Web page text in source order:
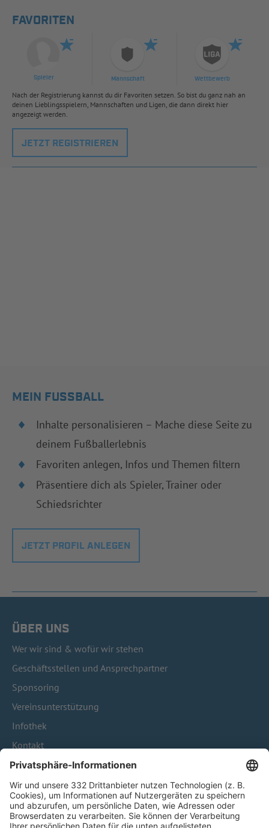
FAVORITEN
Spieler Mannschaft Wettbewerb
Nach der Registrierung kannst du dir Favoriten setzen. So bist du ganz nah an
deinen Lieblingsspielern, Mannschaften und Ligen, die dann direkt hier
angezeigt werden.
JETZT REGISTRIEREN
MEIN FUSSBALL
Inhalte personalisieren – Mache diese Seite zu
deinem Fußballerlebnis
Favoriten anlegen, Infos und Themen filtern
Präsentiere dich als Spieler, Trainer oder
Schiedsrichter
JETZT PROFIL ANLEGEN
ÜBER UNS
Wer wir sind & wofür wir stehen
Geschäftsstellen und Ansprechpartner
Sponsoring
Vereinsunterstützung
Infothek
Kontakt
HÄUFIG BESUCHTE SEITEN
Pässe und Vereinswechsel
Trainerausbildung